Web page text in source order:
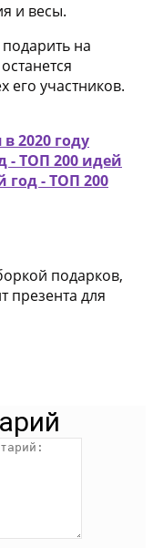
и весы.
на
участников.
2020 году
- ТОП 200 идей
- ТОП 200
подарков,
презента для